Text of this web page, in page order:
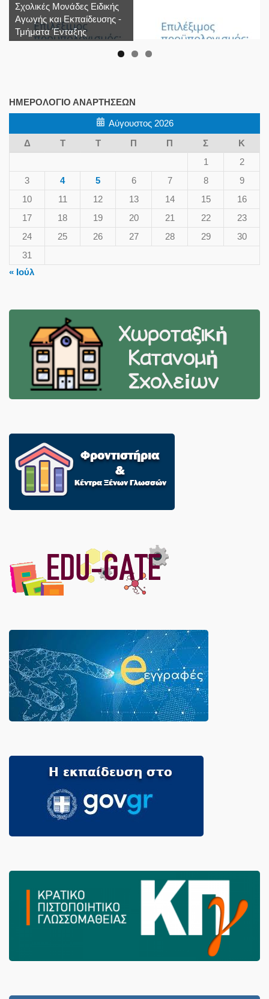
Σχολικές Μονάδες Ειδικής
Αγωγής και Εκπαίδευσης -
Τμήματα Ένταξης
ΗΜΕΡΟΛΌΓΙΟ ΑΝΑΡΤΉΣΕΩΝ
Αύγουστος 2026
Δ
Τ Τ Π Π Σ
Κ
1
2
3
4 5 6 7 8
9
10
11 12 13 14 15
16
17
18 19 20 21 22
23
24
25 26 27 28 29
30
31
« Ιούλ